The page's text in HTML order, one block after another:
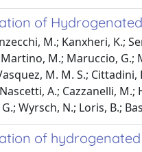
of
M.; Kanxheri, K.;
Martino, M.; Maruccio, G.;
M. M. S.;
A.; Cazzanelli, M.;
Wyrsch, N.; Loris, B.;
of